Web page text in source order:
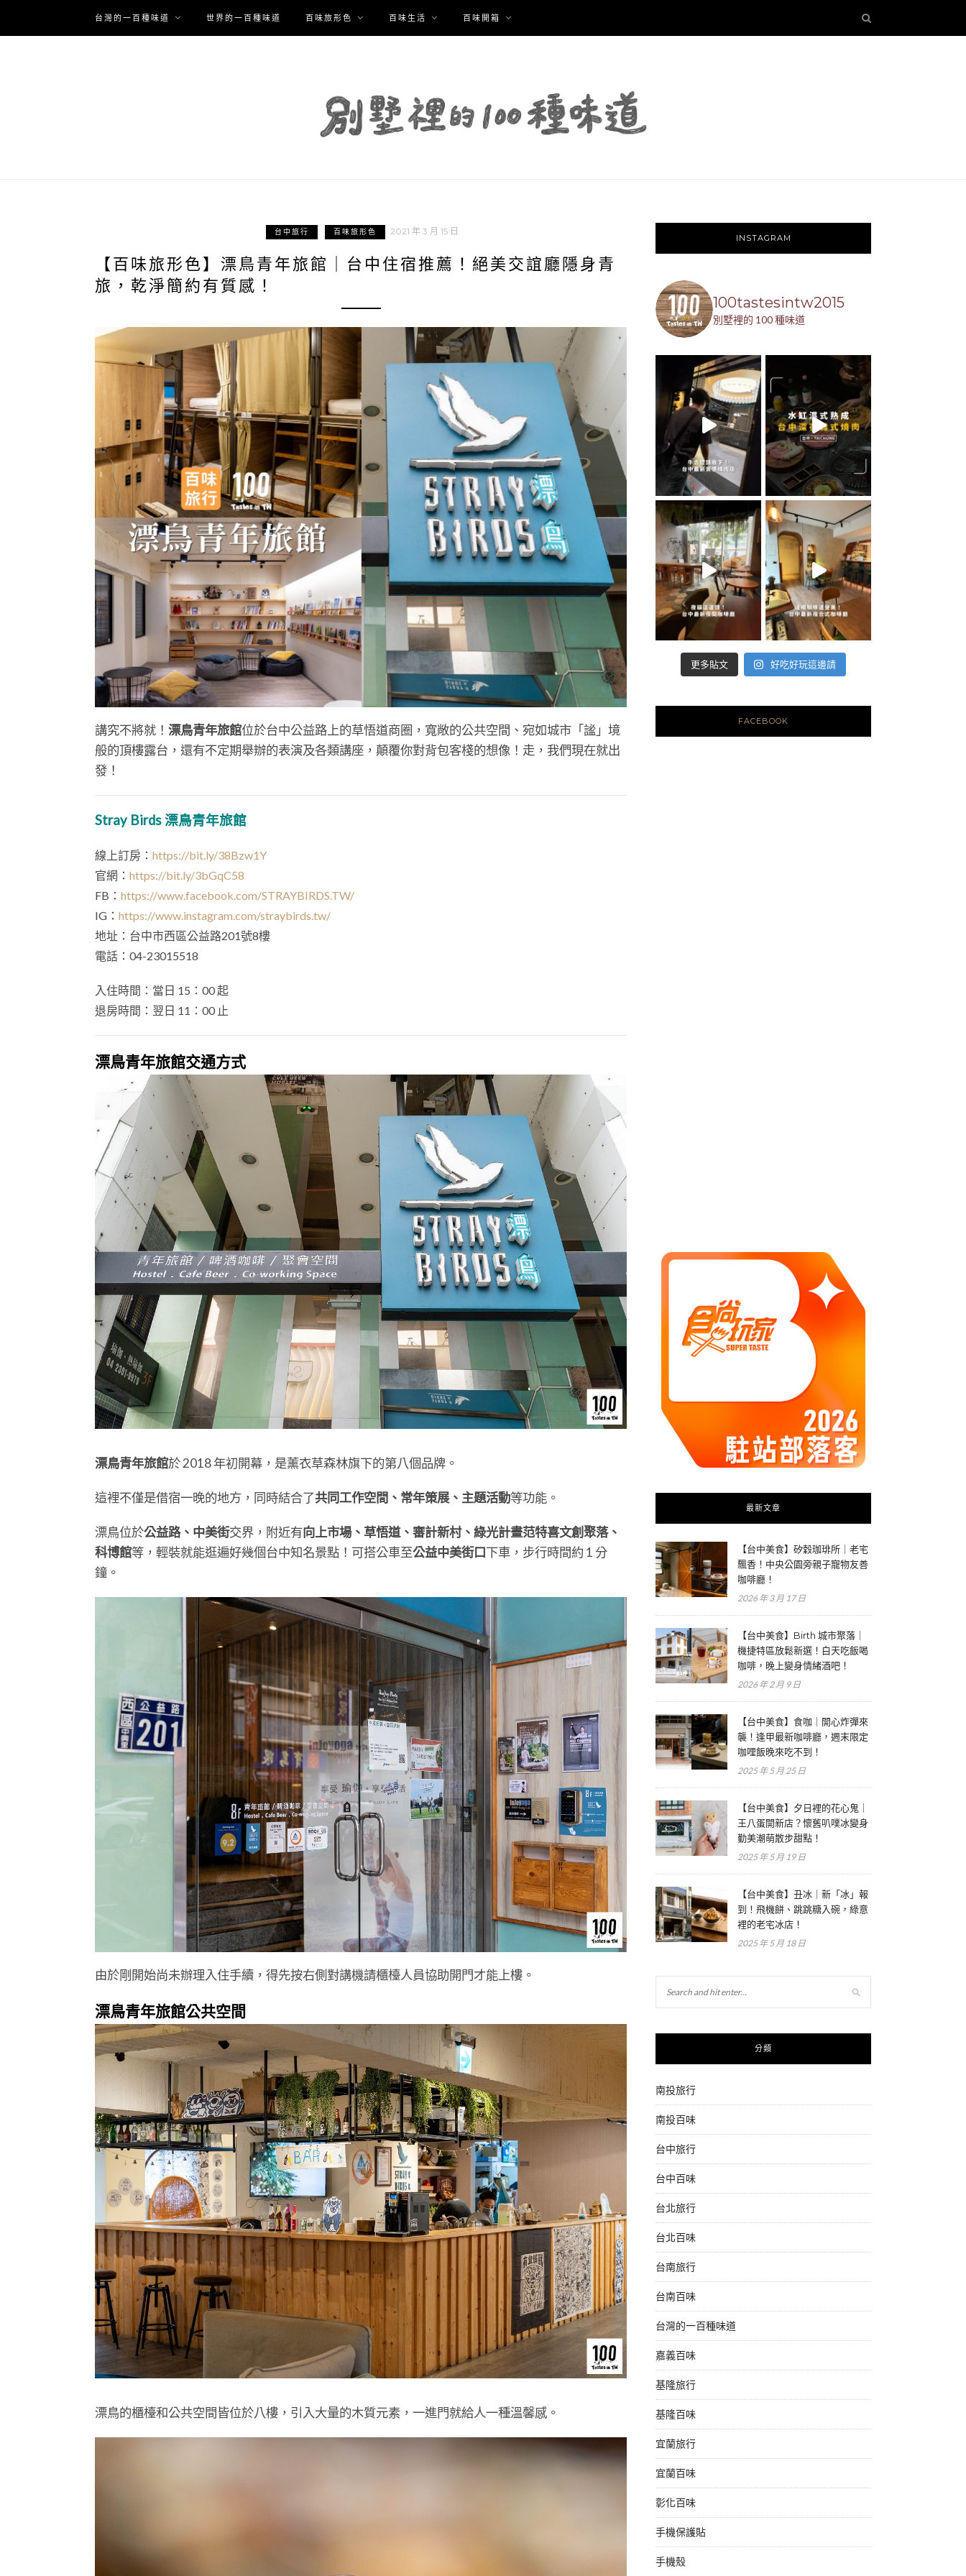
台灣的一百種味道 世界的一百種味道 百味旅形色 百味生活 百味開箱
台中旅行 百味旅形色 2021 年 3 月 15 日
【百味旅形色】漂鳥青年旅館｜台中住宿推薦！絕美交誼廳隱身青
旅，乾淨簡約有質感！
講究不將就！ 漂鳥青年旅館位於台中公益路上的草悟道商圈，寬敞的公共空間、宛如城市「謐」境
般的頂樓露台，還有不定期舉辦的表演及各類講座，顛覆你對背包客棧的想像！走，我們現在就出
發！
Stray Birds 漂鳥青年旅館
線上訂房： https://bit.ly/38Bzw1Y
官網： https://bit.ly/3bGqC58
FB： https://www.facebook.com/STRAYBIRDS.TW/
IG： https://www.instagram.com/straybirds.tw/
地址：台中市西區公益路201號8樓
電話：04-23015518
入住時間：當日 15：00 起
退房時間：翌日 11：00 止
漂鳥青年旅館交通方式
漂鳥青年旅館於 2018 年初開幕，是薰衣草森林旗下的第八個品牌。
這裡不僅是借宿一晚的地方，同時結合了共同工作空間、常年策展、主題活動等功能。
漂鳥位於公益路、中美街交界，附近有向上市場、草悟道、審計新村、綠光計畫范特喜文創聚落、
科博館等，輕裝就能逛遍好幾個台中知名景點！可搭公車至公益中美街口下車，步行時間約 1 分
鐘。
由於剛開始尚未辦理入住手續，得先按右側對講機請櫃檯人員協助開門才能上樓。
漂鳥青年旅館公共空間
漂鳥的櫃檯和公共空間皆位於八樓，引入大量的木質元素，一進門就給人一種溫馨感。
INSTAGRAM
100tastesintw2015
別墅裡的 100 種味道
更多貼文 好吃好玩這邊請
FACEBOOK
最新文章
【台中美食】矽穀珈琲所｜老宅
飄香！中央公園旁親子寵物友善
咖啡廳！
2026 年 3 月 17 日
【台中美食】Birth 城市聚落｜
機捷特區放鬆新選！白天吃飯喝
咖啡，晚上變身情緒酒吧！
2026 年 2 月 9 日
【台中美食】食咖｜開心炸彈來
襲！逢甲最新咖啡廳，週末限定
咖哩飯晚來吃不到！
2025 年 5 月 25 日
【台中美食】夕日裡的花心鬼｜
王八蛋開新店？懷舊叭噗冰變身
勤美潮萌散步甜點！
2025 年 5 月 19 日
【台中美食】丑冰｜新「冰」報
到！飛機餅、跳跳糖入碗，綠意
裡的老宅冰店！
2025 年 5 月 18 日
分類
南投旅行
南投百味
台中旅行
台中百味
台北旅行
台北百味
台南旅行
台南百味
台灣的一百種味道
嘉義百味
基隆旅行
基隆百味
宜蘭旅行
宜蘭百味
彰化百味
手機保護貼
手機殼